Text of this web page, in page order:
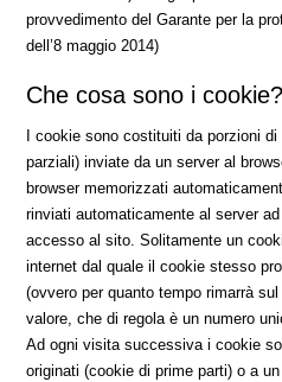
provvedimento del Garante per la
dell’8 maggio 2014)
Che cosa sono i cookie?
I cookie sono costituiti da porzioni
parziali) inviate da un server al
browser memorizzati
rinviati automaticamente al server
accesso al sito. Solitamente un
internet dal quale il cookie stesso
(ovvero per quanto tempo rimarrà
valore, che di regola è un numero
Ad ogni visita successiva i cookie
originati (cookie di prime parti) o a